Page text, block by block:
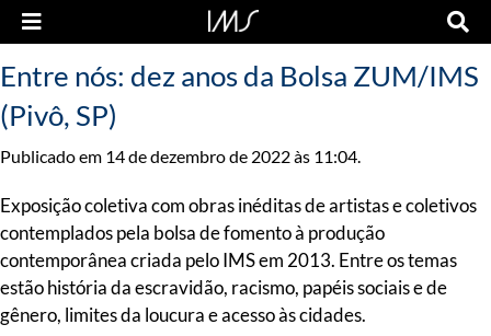
Entre nós: dez anos da Bolsa ZUM/IMS
(Pivô, SP)
Publicado em 14 de dezembro de 2022 às 11:04.
Exposição coletiva com obras inéditas de artistas e coletivos
contemplados pela bolsa de fomento à produção
contemporânea criada pelo IMS em 2013. Entre os temas
estão história da escravidão, racismo, papéis sociais e de
gênero, limites da loucura e acesso às cidades.